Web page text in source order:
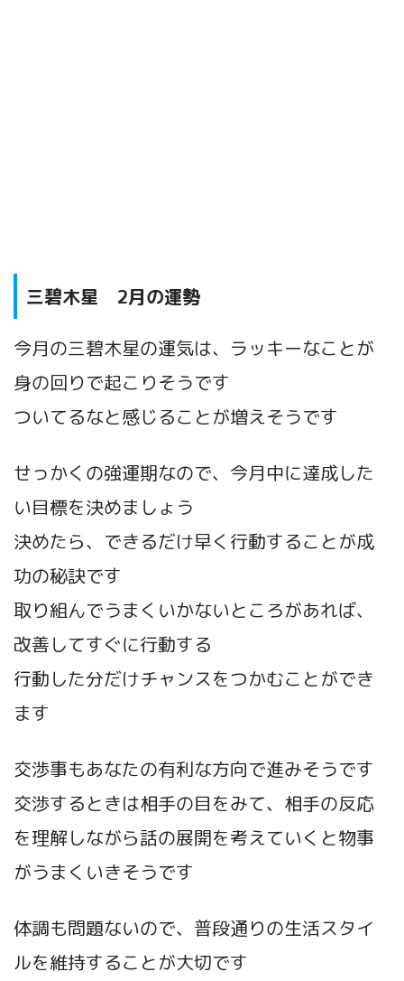
三碧木星 2月の運勢
今月の三碧木星の運気は、ラッキーなことが
身の回りで起こりそうです
ついてるなと感じることが増えそうです
せっかくの強運期なので、今月中に達成した
い目標を決めましょう
決めたら、できるだけ早く行動することが成
功の秘訣です
取り組んでうまくいかないところがあれば、
改善してすぐに行動する
行動した分だけチャンスをつかむことができ
ます
交渉事もあなたの有利な方向で進みそうです
交渉するときは相手の目をみて、相手の反応
を理解しながら話の展開を考えていくと物事
がうまくいきそうです
体調も問題ないので、普段通りの生活スタイ
ルを維持することが大切です